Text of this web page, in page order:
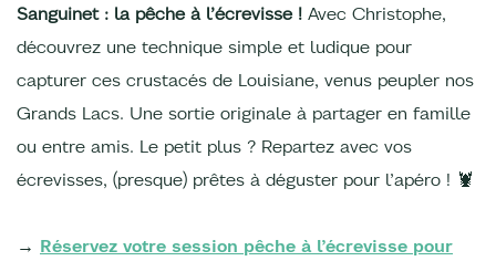
Sanguinet : la pêche à l’écrevisse ! Avec Christophe,
découvrez une technique simple et ludique pour
capturer ces crustacés de Louisiane, venus peupler nos
Grands Lacs. Une sortie originale à partager en famille
ou entre amis. Le petit plus ? Repartez avec vos
écrevisses, (presque) prêtes à déguster pour l’apéro ! 🦞
→ Réservez votre session pêche à l’écrevisse pour